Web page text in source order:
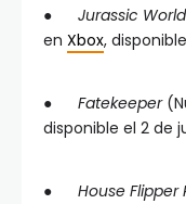
● Jurassic
en Xbox,
● Fatekeeper
disponible el 2 de
● House